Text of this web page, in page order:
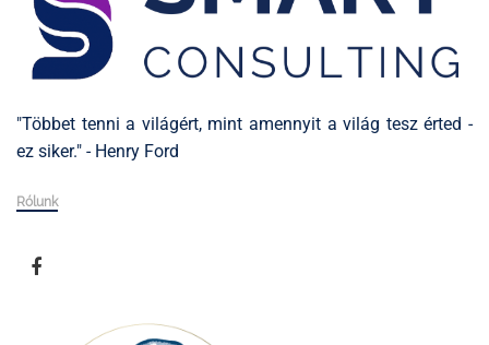
"Többet tenni a világért, mint amennyit a világ tesz érted -
ez siker." - Henry Ford
Rólunk